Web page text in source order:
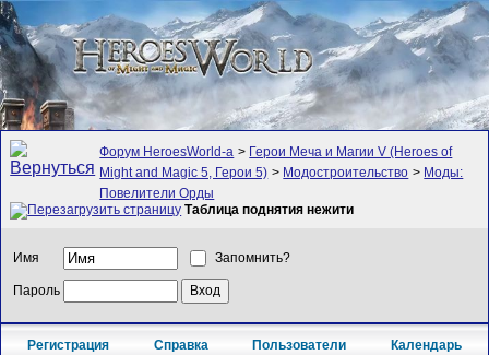
Форум HeroesWorld-а > Герои Меча и Магии V (Heroes of
Might and Magic 5, Герои 5) > Модостроительство > Моды:
Повелители Орды
Таблица поднятия нежити
Имя Запомнить?
Пароль
Регистрация Справка Пользователи Календарь